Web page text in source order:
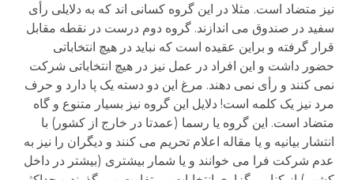
نیز متضاد است. مثلا در این گروه کسانی اند که به دلایلی رأی
سفید در صندوق می اندازند. گروه دوم درست در نقطه مقابل
قرار گرفته و براین عقیده است که نباید در هیچ انتخاباتی
حضور داشت و این افراد در عمل نیز در هیچ انتخاباتی شرکت
نمی کنند و رأی نمی دهند. مرغ این دو دسته یک پا دارد و حرف
مرد نیز یک کلمه است! دلایل این گروه نیز بسیار متنوع و گاه
متضاد است. این گروه یا رسما (عمدتا در خارج از کشور) با
انتشار بیانیه و یا مقاله اعلام تحریم می کنند و دیگران را نیز به
عدم شرکت فرا می خوانند و یا شمار بیشتری (بیشتر در داخل